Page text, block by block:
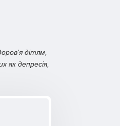
дітям,
як депресія,